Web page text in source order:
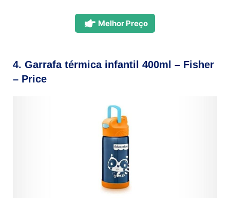
Melhor Preço
4. Garrafa térmica infantil 400ml – Fisher
– Price